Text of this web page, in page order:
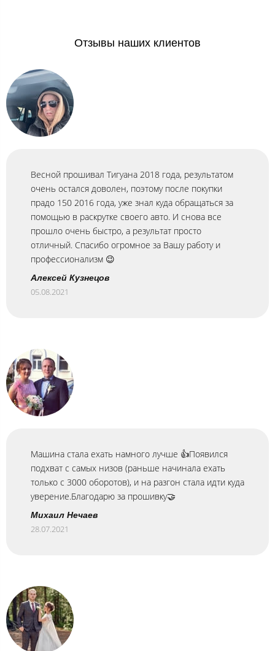
Отзывы наших клиентов
Весной прошивал Тигуана 2018 года, результатом
очень остался доволен, поэтому после покупки
прадо 150 2016 года, уже знал куда обращаться за
помощью в раскрутке своего авто. И снова все
прошло очень быстро, а результат просто
отличный. Спасибо огромное за Вашу работу и
профессионализм 😉
Алексей Кузнецов
05.08.2021
Машина стала ехать намного лучше 👍Появился
подхват с самых низов (раньше начинала ехать
только с 3000 оборотов), и на разгон стала идти куда
уверение.Благодарю за прошивку🤝
Михаил Нечаев
28.07.2021